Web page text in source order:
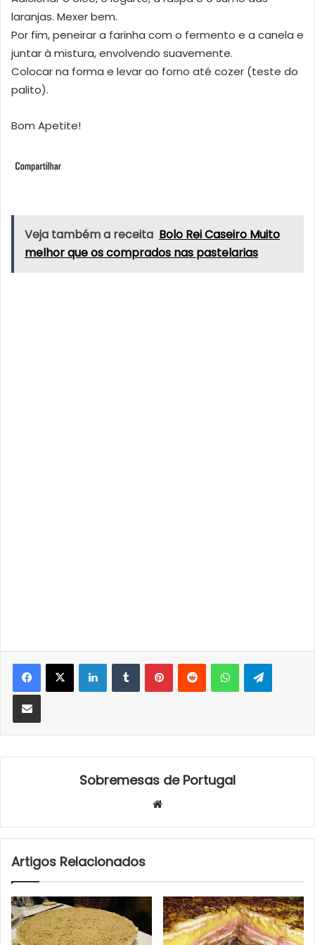
laranjas. Mexer bem.
Por fim, peneirar a farinha com o fermento e a canela e
juntar à mistura, envolvendo suavemente.
Colocar na forma e levar ao forno até cozer (teste do
palito).
Bom Apetite!
Veja também a receita Bolo Rei Caseiro Muito
melhor que os comprados nas pastelarias
LinkedInTumblrPinterestReddit WhatsApp
Partilhar Via Email
Sobremesas de Portugal
Artigos Relacionados